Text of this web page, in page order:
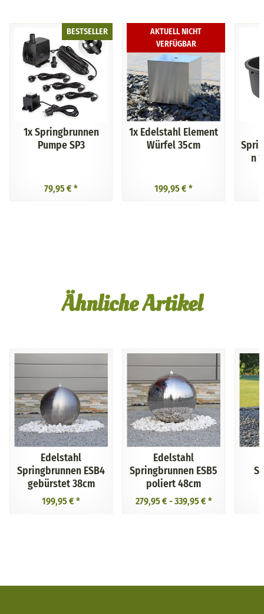
BESTSELLER
1xSpringbrunnen
Pumpe SP3
79,95 € *
AKTUELL NICHT
VERFÜGBAR
1x Edelstahl Element
Würfel 35cm
199,95 € *
n
Ähnliche Artikel
Edelstahl
Springbrunnen ESB4
gebürstet 38cm
199,95 € *
Edelstahl
Springbrunnen ESB5
poliert 48cm
279,95 € -339,95 € *